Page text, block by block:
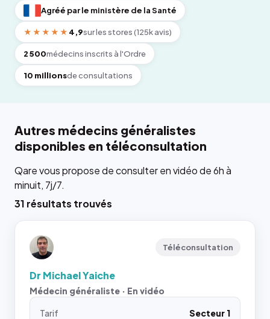
Agréé par le ministère de la Santé
★★★★★ 4,9sur les stores (125k avis)
2 500médecins inscrits à l'Ordre
10 millionsde consultations
Autres médecins généralistes
disponibles en téléconsultation
Qare vous propose de consulter en vidéo de 6h à
minuit, 7j/7.
31 résultats trouvés
Téléconsultation
Dr Michael Yaiche
Médecin généraliste · En vidéo
Tarif
Secteur 1